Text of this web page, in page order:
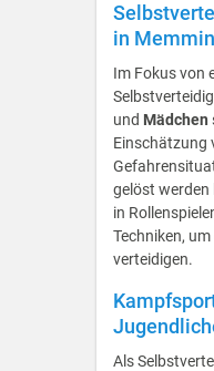
in
Im Fokus von
und Mädchen
Einschätzung
gelöst werden
in
Techniken,
verteidigen.
Als